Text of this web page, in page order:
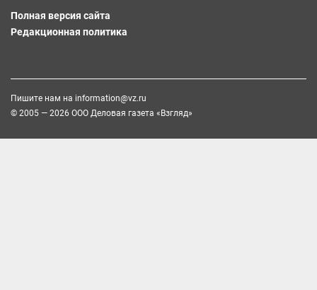
Полная версия сайта
Редакционная политика
Пишите нам на information@vz.ru
© 2005 — 2026 ООО Деловая газета «Взгляд»